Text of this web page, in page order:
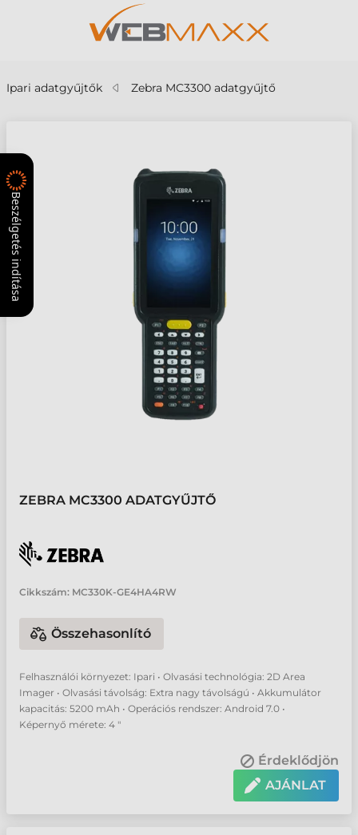
Ipari adatgyűjtők Zebra MC3300 adatgyűjtő
ZEBRA MC3300 ADATGYŰJTŐ
Cikkszám: MC330K-GE4HA4RW
Összehasonlító
Felhasználói környezet: Ipari • Olvasási technológia: 2D Area
Imager • Olvasási távolság: Extra nagy távolságú • Akkumulátor
kapacitás: 5200 mAh • Operációs rendszer: Android 7.0 •
Képernyő mérete: 4 "
Érdeklődjön
AJÁNLAT
Beszélgetés indítása